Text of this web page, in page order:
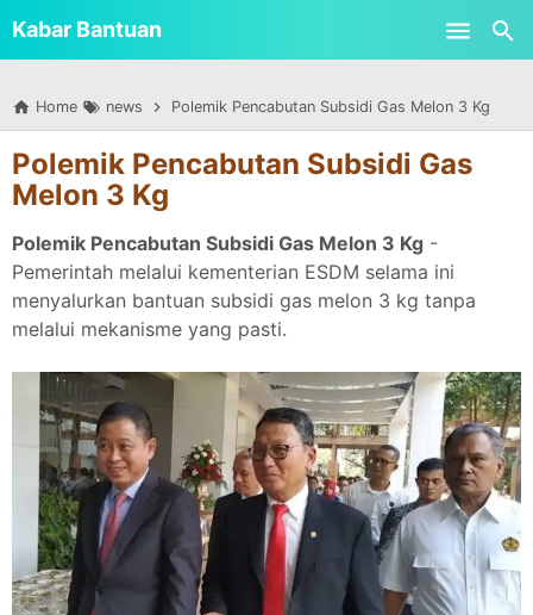
Kabar Bantuan
Home news Polemik Pencabutan Subsidi Gas Melon 3 Kg
Polemik Pencabutan Subsidi Gas
Melon 3 Kg
Polemik Pencabutan Subsidi Gas Melon 3 Kg -
Pemerintah melalui kementerian ESDM selama ini
menyalurkan bantuan subsidi gas melon 3 kg tanpa
melalui mekanisme yang pasti.